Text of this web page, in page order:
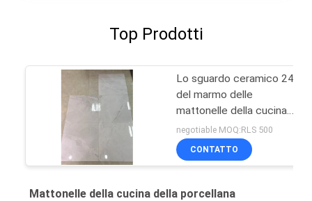
Top Prodotti
Lo sguardo ceramico 24'
del marmo delle
mattonelle della cucina
della porcellana di Digital
X 24' ha lustrato il
supporto della parete
negotiable MOQ:RLS 500
CONTATTO
Mattonelle della cucina della porcellana